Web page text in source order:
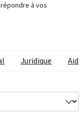
à vos
Juridique